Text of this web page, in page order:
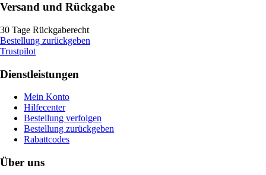
Versand und Rückgabe
30 Tage Rückgaberecht
Bestellung zurückgeben
Trustpilot
Dienstleistungen
Mein Konto
Hilfecenter
Bestellung verfolgen
Bestellung zurückgeben
Rabattcodes
Über uns